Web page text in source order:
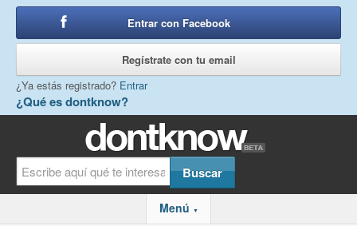
¿Qué es dontknow?
Entrar con Facebook
Regístrate con tu email
¿Ya estás registrado? Entrar
Menú ▼